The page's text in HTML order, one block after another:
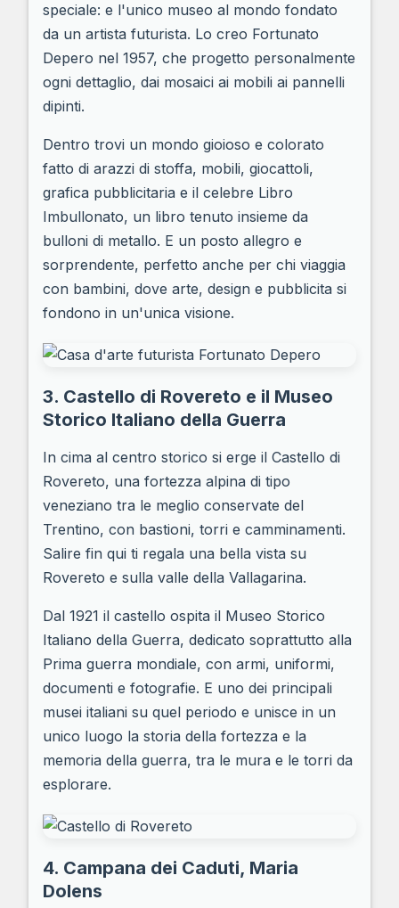
speciale: e l'unico museo al mondo fondato
da un artista futurista. Lo creo Fortunato
Depero nel 1957, che progetto personalmente
ogni dettaglio, dai mosaici ai mobili ai pannelli
dipinti.
Dentro trovi un mondo gioioso e colorato
fatto di arazzi di stoffa, mobili, giocattoli,
grafica pubblicitaria e il celebre Libro
Imbullonato, un libro tenuto insieme da
bulloni di metallo. E un posto allegro e
sorprendente, perfetto anche per chi viaggia
con bambini, dove arte, design e pubblicita si
fondono in un'unica visione.
3. Castello di Rovereto e il Museo
Storico Italiano della Guerra
In cima al centro storico si erge il Castello di
Rovereto, una fortezza alpina di tipo
veneziano tra le meglio conservate del
Trentino, con bastioni, torri e camminamenti.
Salire fin qui ti regala una bella vista su
Rovereto e sulla valle della Vallagarina.
Dal 1921 il castello ospita il Museo Storico
Italiano della Guerra, dedicato soprattutto alla
Prima guerra mondiale, con armi, uniformi,
documenti e fotografie. E uno dei principali
musei italiani su quel periodo e unisce in un
unico luogo la storia della fortezza e la
memoria della guerra, tra le mura e le torri da
esplorare.
4. Campana dei Caduti, Maria
Dolens